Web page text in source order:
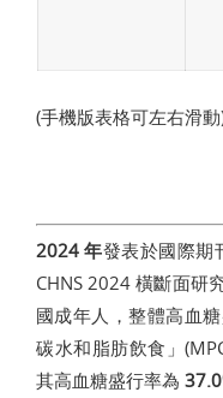
(手機版表格可左右滑
2024 年發表於國際期
CHNS 2024 橫斷面研
國成年人，整體高血
碳水和脂肪飲食」
其高血糖盛行率為